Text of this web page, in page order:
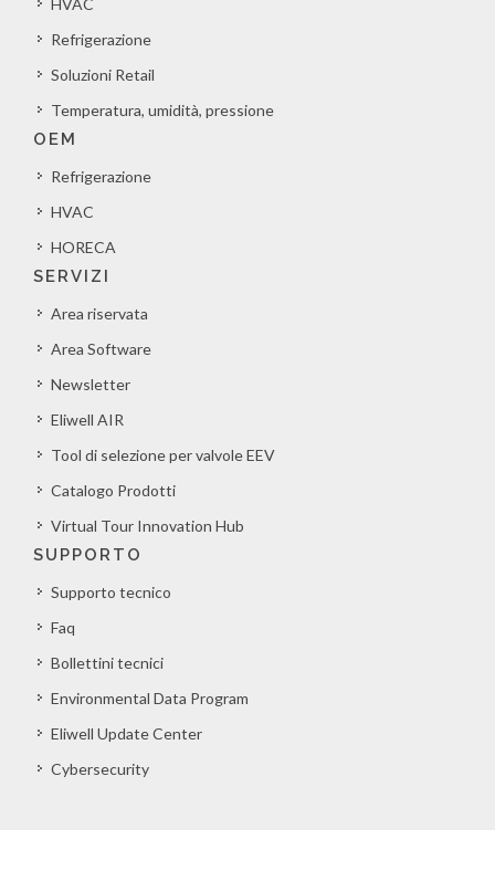
HVAC
Refrigerazione
Soluzioni Retail
Temperatura, umidità, pressione
OEM
Refrigerazione
HVAC
HORECA
SERVIZI
Area riservata
Area Software
Newsletter
Eliwell AIR
Tool di selezione per valvole EEV
Catalogo Prodotti
Virtual Tour Innovation Hub
SUPPORTO
Supporto tecnico
Faq
Bollettini tecnici
Environmental Data Program
Eliwell Update Center
Cybersecurity